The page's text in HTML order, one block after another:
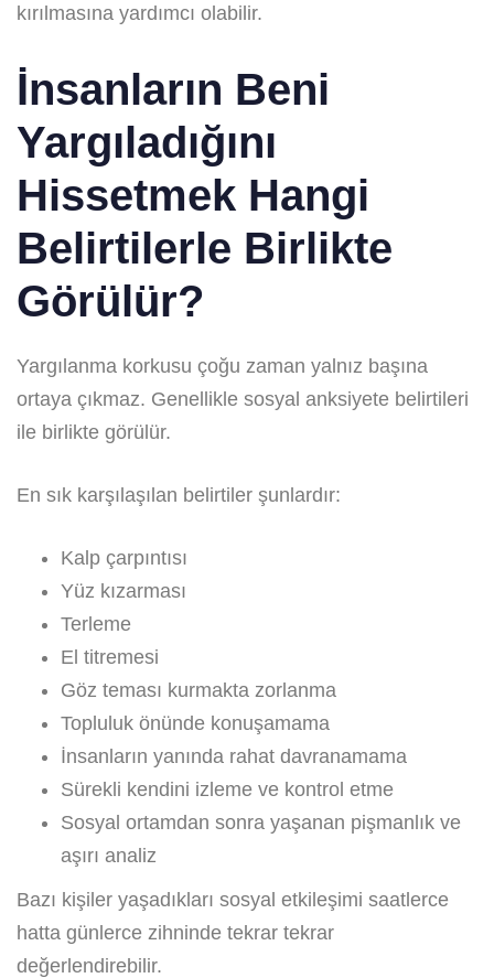
kırılmasına yardımcı olabilir.
İnsanların Beni
Yargıladığını
Hissetmek Hangi
Belirtilerle Birlikte
Görülür?
Yargılanma korkusu çoğu zaman yalnız başına
ortaya çıkmaz. Genellikle sosyal anksiyete belirtileri
ile birlikte görülür.
En sık karşılaşılan belirtiler şunlardır:
Kalp çarpıntısı
Yüz kızarması
Terleme
El titremesi
Göz teması kurmakta zorlanma
Topluluk önünde konuşamama
İnsanların yanında rahat davranamama
Sürekli kendini izleme ve kontrol etme
Sosyal ortamdan sonra yaşanan pişmanlık ve
aşırı analiz
Bazı kişiler yaşadıkları sosyal etkileşimi saatlerce
hatta günlerce zihninde tekrar tekrar
değerlendirebilir.